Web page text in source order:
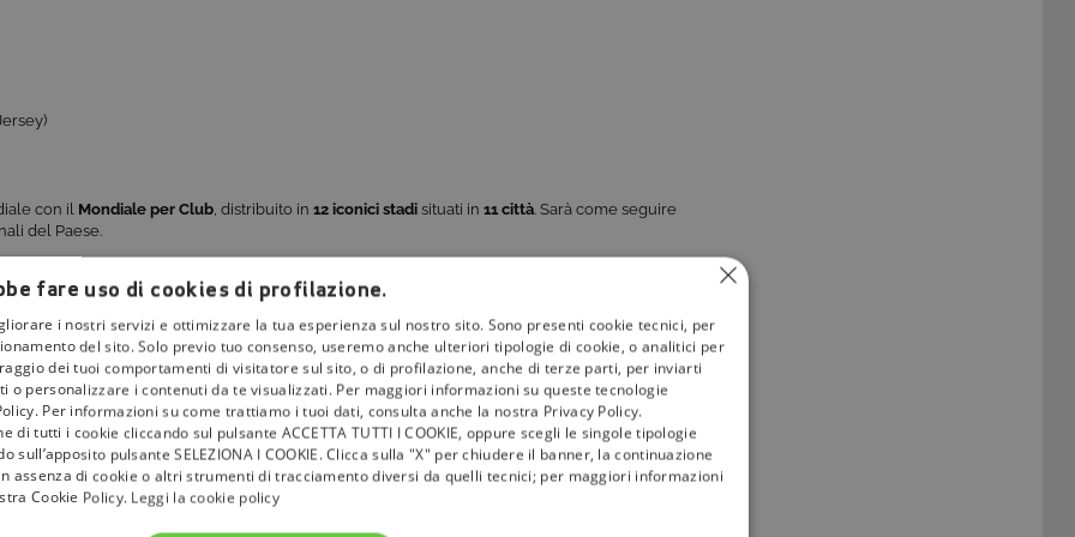
con il Mondiale per Club, distribuito in 12 iconici stadi situati in 11 città. Sarà come seguire
del Paese.
per passare per alcune metropoli come
con la finale in programma domenica 13 luglio al
progetto di FIFA: consolidare la presenza del calcio negli USA, in vista dellaCoppa del
per il Mondiale del 2026 negli Stati Uniti, Canada e Messico. Le squadre partecipanti,
– come la Champions League – sia tramite ranking FIFA, per garantire equilibrio e
fare uso di cookies di profilazione.
i nostri servizi e ottimizzare la tua esperienza sul nostro sito. Sono presenti cookie tecnici, per
del sito. Solo previo tuo consenso, useremo anche ulteriori tipologie di cookie, o analitici per
dei tuoi comportamenti di visitatore sul sito, o di profilazione, anche di terze parti, per inviarti
o personalizzare i contenuti da te visualizzati. Per maggiori informazioni su queste tecnologie
Per informazioni su come trattiamo i tuoi dati, consulta anche la nostra Privacy Policy.
di tutti i cookie cliccando sul pulsante ACCETTA TUTTI I COOKIE, oppure scegli le singole tipologie
sull’apposito pulsante SELEZIONA I COOKIE. Clicca sulla "X" per chiudere il banner, la continuazione
assenza di cookie o altri strumenti di tracciamento diversi da quelli tecnici; per maggiori informazioni
Cookie Policy. Leggi la cookie policy